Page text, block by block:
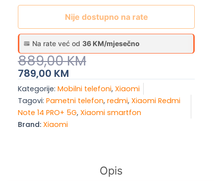
Na rate već od 36 KM/mjesečno
Nije dostupno na rate
889,00KM
Original
Price
Was:
889,00 KM.
789,00 KM
Current
Price
Is:
789,00 KM.
Kategorije: Mobilni telefoni, Xiaomi
Tagovi: Pametni telefon, redmi, Xiaomi Redmi
Note 14 PRO+ 5G, Xiaomi smartfon
Brand: Xiaomi
Opis